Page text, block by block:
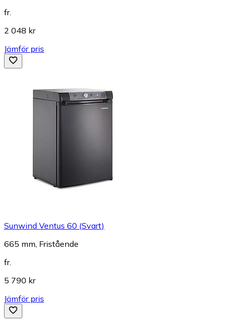
fr.
2 048 kr
Jämför pris
Sunwind Ventus 60 (Svart)
665 mm, Fristående
fr.
5 790 kr
Jämför pris